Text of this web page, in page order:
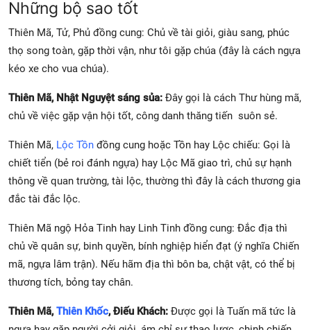
Những bộ sao tốt
Thiên Mã, Tử, Phủ đồng cung: Chủ về tài giỏi, giàu sang, phúc
thọ song toàn, gặp thời vận, như tôi gặp chúa (đây là cách ngựa
kéo xe cho vua chúa).
Thiên Mã, Nhật Nguyệt sáng sủa: Đây gọi là cách Thư hùng mã,
chủ về việc gặp vận hội tốt, công danh thăng tiến suôn sẻ.
Thiên Mã, Lộc Tồn đồng cung hoặc Tồn hay Lộc chiếu: Gọi là
chiết tiển (bẻ roi đánh ngựa) hay Lộc Mã giao trì, chủ sự hạnh
thông về quan trường, tài lộc, thường thì đây là cách thương gia
đắc tài đắc lộc.
Thiên Mã ngộ Hỏa Tinh hay Linh Tinh đồng cung: Đắc địa thì
chủ về quân sự, binh quyền, bính nghiệp hiển đạt (ý nghĩa Chiến
mã, ngựa lâm trận). Nếu hãm địa thì bôn ba, chật vật, có thể bị
thương tích, bỏng tay chân.
Thiên Mã,Thiên Khốc, Điếu Khách: Được gọi là Tuấn mã tức là